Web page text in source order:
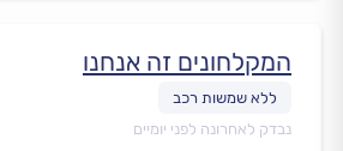
המקלחונים זה אנחנו
נבדק לאחרונה לפני יומיים